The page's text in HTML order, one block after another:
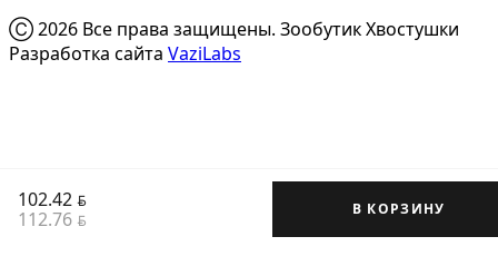
102.42 BYN
112.76 BYN
В КОРЗИНУ
Ⓒ 2026 Все права защищены. Зообутик Хвостушки
Разработка сайта VaziLabs